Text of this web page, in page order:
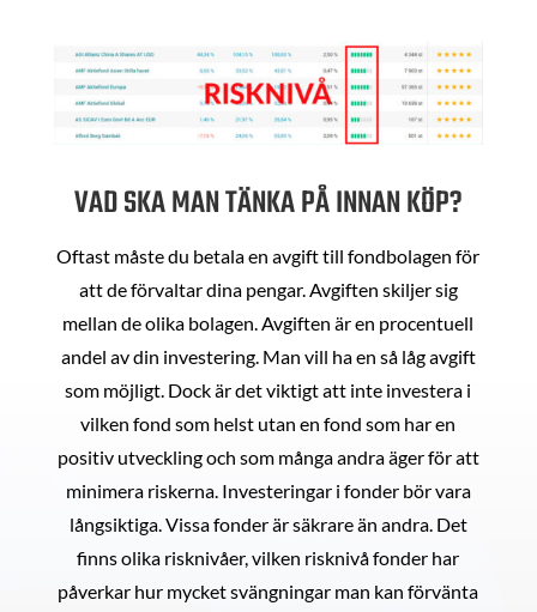
VAD SKA MAN TÄNKA PÅ INNAN KÖP?
Oftast måste du betala en avgift till fondbolagen för
att de förvaltar dina pengar. Avgiften skiljer sig
mellan de olika bolagen. Avgiften är en procentuell
andel av din investering. Man vill ha en så låg avgift
som möjligt. Dock är det viktigt att inte investera i
vilken fond som helst utan en fond som har en
positiv utveckling och som många andra äger för att
minimera riskerna. Investeringar i fonder bör vara
långsiktiga. Vissa fonder är säkrare än andra. Det
finns olika risknivåer, vilken risknivå fonder har
påverkar hur mycket svängningar man kan förvänta